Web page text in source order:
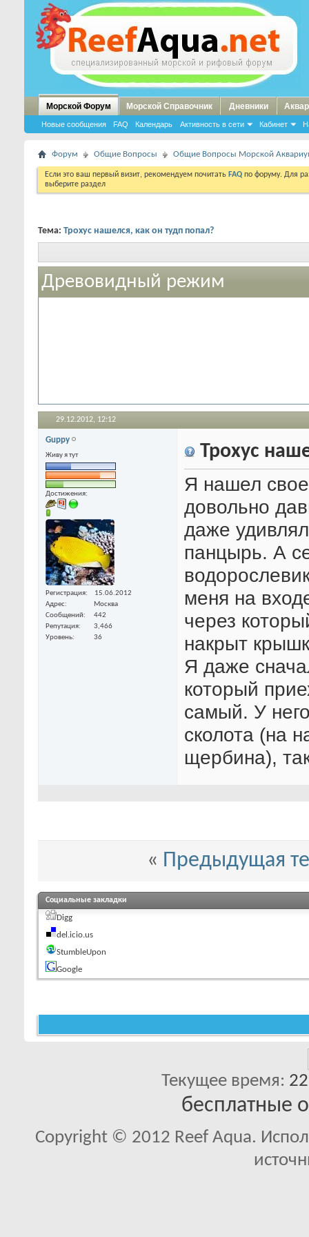
Морской Форум
Новые сообщения FAQ Календарь Активность в сети Кабинет
Морской Справочник Дневники
Форум Общие Вопросы Общие Вопросы Морской
Если это ваш первый визит, рекомендуем почитать FAQ по форуму. Для
выберите раздел
Тема: Трохус нашелся, как он тудп попал?
Древовидный режим
29.12.2012, 12:12
Guppy
Живу я тут
Достижения:
Регистрация
15.06.2012
Адрес
Москва
Сообщений
442
Репутация
3,466
Уровень
36
Трохус
Я нашел
довольно
даже
панцырь. А
меня на
через
накрыт
Я даже
который
самый. У
сколота (на
щербина),
« Предыдущая
Социальные закладки
Digg
del.icio.us
StumbleUpon
Google
Текущее время:
бесплатные
Copyright © 2012 Reef Aqua.